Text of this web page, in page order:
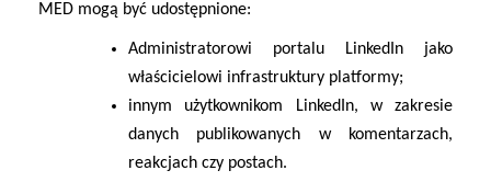
MED mogą być udostępnione:
Administratorowi portalu LinkedIn jako
właścicielowi infrastruktury platformy;
innym użytkownikom LinkedIn, w zakresie
danych publikowanych w komentarzach,
reakcjach czy postach.